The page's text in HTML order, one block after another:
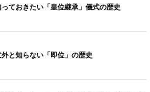
っておきたい「皇位継承」儀式の歴史
外と知らない「即位」の歴史